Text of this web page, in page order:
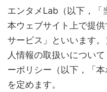
エンタメLab（以下，「
本ウェブサイト上で提
サービス」といいます
人情報の取扱いについ
ーポリシー（以下，「本
を定めます。